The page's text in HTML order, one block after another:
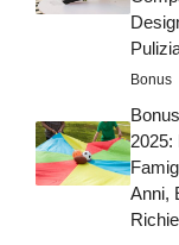
Bonus
2025:
Anni,